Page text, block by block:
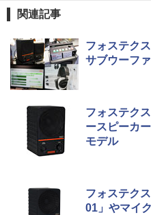
関連記事
フォステク
サブウーファ
フォステク
ースピーカ
モデル
フォステク
01」やマイ